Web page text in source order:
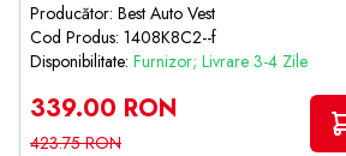
Producător: Best Auto Vest
Cod Produs: 1408K8C2--f
Disponibilitate: Furnizor; Livrare 3-4 Zile
339.00 RON
423.75 RON